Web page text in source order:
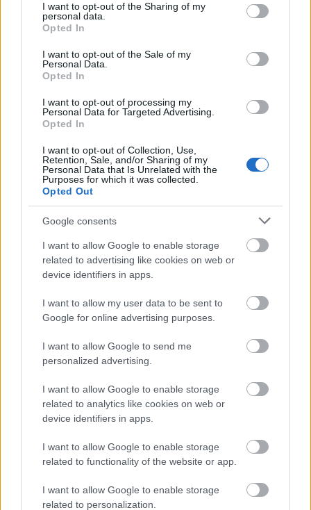
not limited to your visit or usage behaviour. You may click to
grant or deny consent to Google and its third-party tags to
use your data for below specified purposes in below Google
consent section.
I want to opt-out of the Sharing of my
personal data.
Opted In
I want to opt-out of the Sale of my
Personal Data.
Opted In
I want to opt-out of processing my
Personal Data for Targeted Advertising.
Opted In
I want to opt-out of Collection, Use,
Retention, Sale, and/or Sharing of my
Personal Data that Is Unrelated with the
Purposes for which it was collected.
Opted Out
Google consents
I want to allow Google to enable storage
related to advertising like cookies on web or
device identifiers in apps.
I want to allow my user data to be sent to
Google for online advertising purposes.
I want to allow Google to send me
personalized advertising.
I want to allow Google to enable storage
related to analytics like cookies on web or
device identifiers in apps.
I want to allow Google to enable storage
related to functionality of the website or app.
I want to allow Google to enable storage
related to personalization.
lelepleződött. A főhősnek sikerült fenntartania
mindkét házasságát, melyekből egy-egy gyermek is
veszélybe, amikor az interneten összeismerkedve
találkozót beszélnek meg, mivel érdeklődni
akadályoznia a találkozást; tervéhez az első részben
megismert barátjától, Stanleytől kér segítséget, aki
kétbalkezes módon próbál segédkezni neki.
Cseke Péter, John Smith alakítója kiemelte, hogy az
előadás ritmusa, hangulata talán még a pezsgő és
pergő első részt is felülmúlja. Ebben a színésztársak